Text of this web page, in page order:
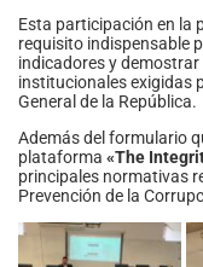
Esta participación en la
requisito indispensable
indicadores y
institucionales exigidas
General de la República.
Además del formulario
plataforma «The
principales normativas
Prevención de la